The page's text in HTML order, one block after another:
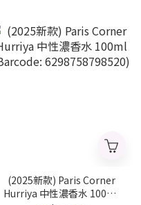
(2025新款) Paris Corner
Hurriya 中性濃香水 100ml